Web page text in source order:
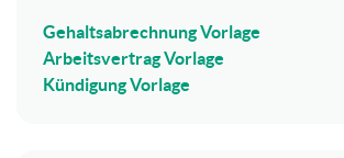
Gehaltsabrechnung Vorlage
Arbeitsvertrag Vorlage
Kündigung Vorlage